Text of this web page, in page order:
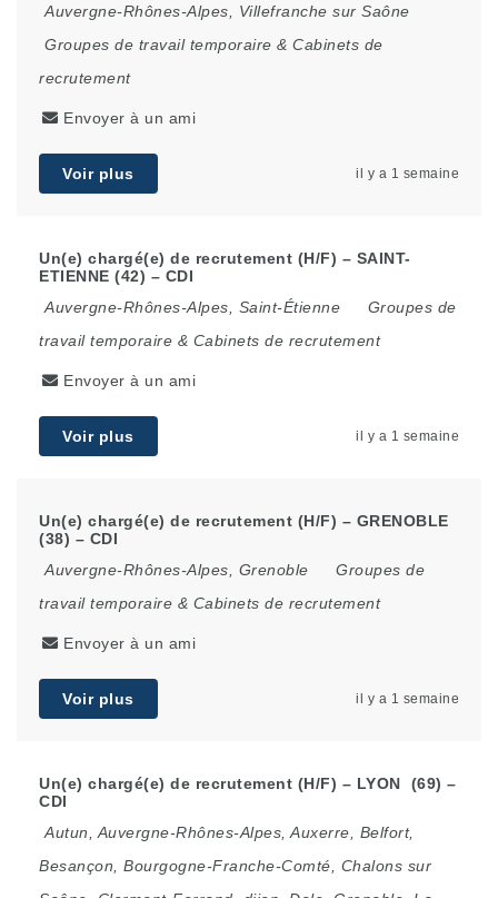
Auvergne-Rhônes-Alpes
Villefranche sur Saône
Groupes de travail temporaire & Cabinets de
recrutement
Envoyer à un ami
Voir plus il y a 1 semaine
Un(e) chargé(e) de recrutement (H/F) – SAINT-
ETIENNE (42) – CDI
Auvergne-Rhônes-Alpes
Saint-Étienne
Groupes de
travail temporaire & Cabinets de recrutement
Envoyer à un ami
Voir plus il y a 1 semaine
Un(e) chargé(e) de recrutement (H/F) – GRENOBLE
(38) – CDI
Auvergne-Rhônes-Alpes
Grenoble
Groupes de
travail temporaire & Cabinets de recrutement
Envoyer à un ami
Voir plus il y a 1 semaine
Un(e) chargé(e) de recrutement (H/F) – LYON (69) –
CDI
Autun
Auvergne-Rhônes-Alpes Auxerre Belfort,
Besançon
Bourgogne-Franche-Comté
Chalons sur